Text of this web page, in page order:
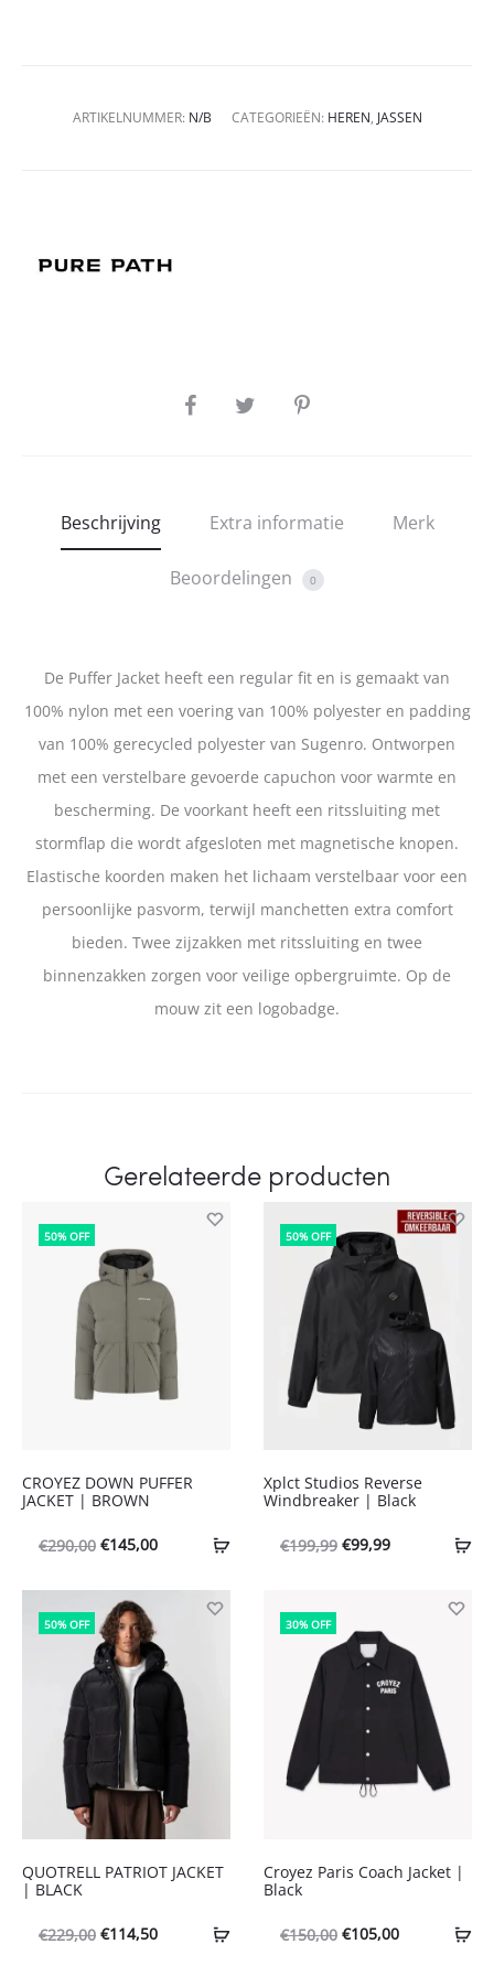
ARTIKELNUMMER: N/B CATEGORIEËN: HEREN, JASSEN
SHARE
Beschrijving Extra informatie Merk
Beoordelingen 0
De Puffer Jacket heeft een regular fit en is gemaakt van
100% nylon met een voering van 100% polyester en padding
van 100% gerecycled polyester van Sugenro. Ontworpen
met een verstelbare gevoerde capuchon voor warmte en
bescherming. De voorkant heeft een ritssluiting met
stormflap die wordt afgesloten met magnetische knopen.
Elastische koorden maken het lichaam verstelbaar voor een
persoonlijke pasvorm, terwijl manchetten extra comfort
bieden. Twee zijzakken met ritssluiting en twee
binnenzakken zorgen voor veilige opbergruimte. Op de
mouw zit een logobadge.
Gerelateerde producten
50% OFF
CROYEZ DOWN PUFFER
JACKET | BROWN
€290,00 Oorspronkelijke
was:
€290,00.
€145,00Huidige
€145,00.
50% OFF
Xplct Studios Reverse
Windbreaker | Black
€199,99 Oorspronkelijke
€199,99.
€99,99Huidige
€99,99.
50% OFF
QUOTRELL PATRIOT JACKET
| BLACK
€229,00 Oorspronkelijke
€114,50Huidige
30% OFF
Croyez Paris Coach Jacket |
Black
€150,00 Oorspronkelijke
€105,00Huidige